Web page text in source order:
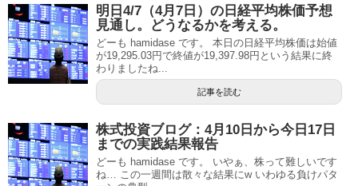
明日4/7（4月7日）の日経平均株価予想
見通し。どうなるかを考える。
どーも hamidase です。 本日の日経平均株価は始値
が19,295.03円で終値が19,397.98円という結果に終
わりましたね...
記事を読む
株式投資ブログ：4月10日から今日17日
までの実践結果報告
どーも hamidase です。 いやぁ、株って難しいです
ね… この一週間は散々な結果にw いわゆる負けパタ